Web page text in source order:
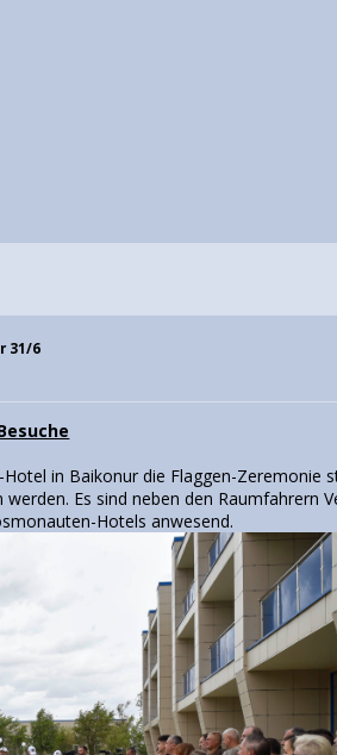
31/6
in Baikonur die Flaggen-Zeremonie
Es sind neben den Raumfahrern
Hotels anwesend.